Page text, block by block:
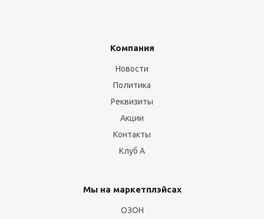
Компания
Новости
Политика
Реквизиты
Акции
Контакты
Клуб А
Мы на маркетплэйсах
ОЗОН